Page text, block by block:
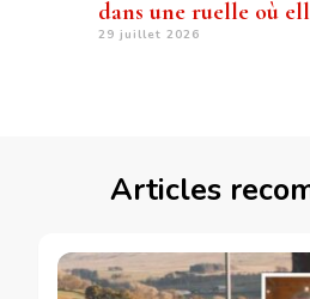
dans une ruelle où
29 juillet 2026
Articles